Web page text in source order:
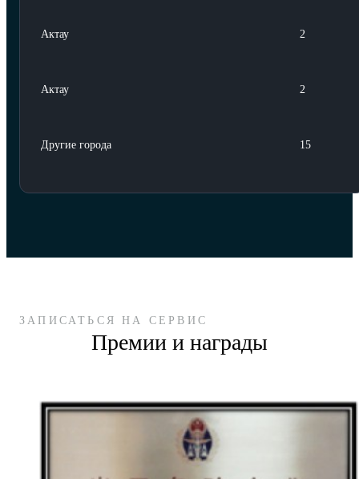
Актау 2
Актау 2
Другие города 15
ЗАПИСАТЬСЯ НА СЕРВИС
Премии и награды